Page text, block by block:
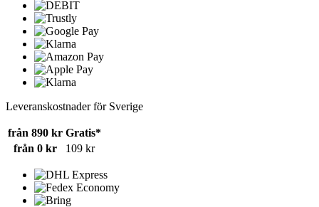
Leveranskostnader för Sverige
från 890 kr Gratis*
från 0 kr
109 kr